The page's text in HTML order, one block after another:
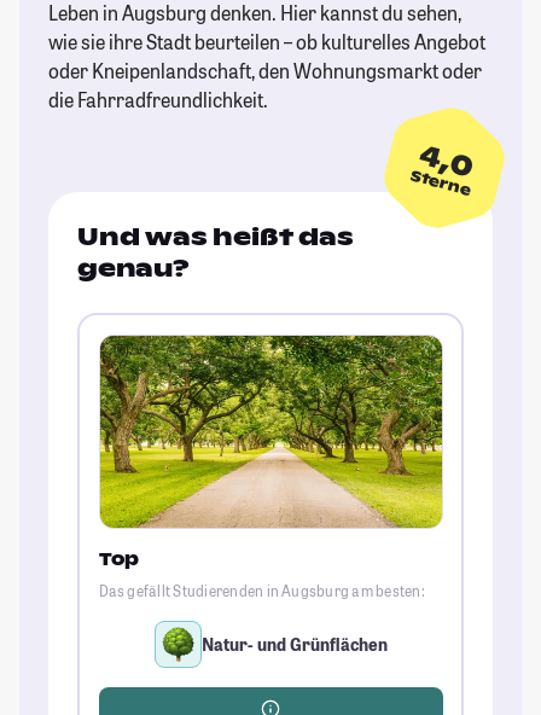
Leben in Augsburg denken. Hier kannst du sehen,
wie sie ihre Stadt beurteilen – ob kulturelles Angebot
oder Kneipenlandschaft, den Wohnungsmarkt oder
die Fahrradfreundlichkeit.
4,0
Sterne
Und was heißt das
genau?
Top
Das gefällt Studierenden in Augsburg am besten:
Natur- und Grünflächen